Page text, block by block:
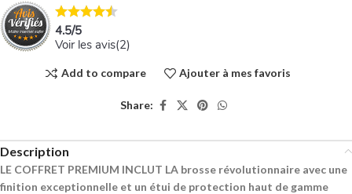
4.5/5
Voir les avis(2)
Add to compare Ajouter à mes favoris
Share:
Description
LE COFFRET PREMIUM INCLUT LA brosse révolutionnaire avec une
finition exceptionnelle et un étui de protection haut de gamme